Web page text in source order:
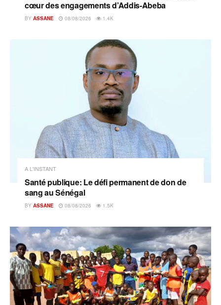
cœur des engagements d’Addis-Abeba
BY ASSANE 08/08/2026 1.4K
A L'INSTANT
Santé publique: Le défi permanent de don de
sang au Sénégal
BY ASSANE 08/08/2026 1.5K